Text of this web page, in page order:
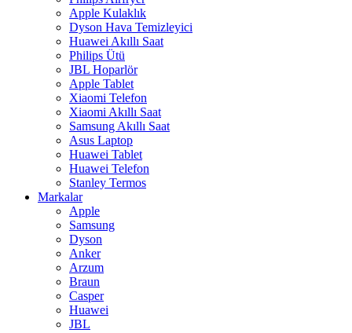
Apple Kulaklık
Dyson Hava Temizleyici
Huawei Akıllı Saat
Philips Ütü
JBL Hoparlör
Apple Tablet
Xiaomi Telefon
Xiaomi Akıllı Saat
Samsung Akıllı Saat
Asus Laptop
Huawei Tablet
Huawei Telefon
Stanley Termos
Markalar
Apple
Samsung
Dyson
Anker
Arzum
Braun
Casper
Huawei
JBL